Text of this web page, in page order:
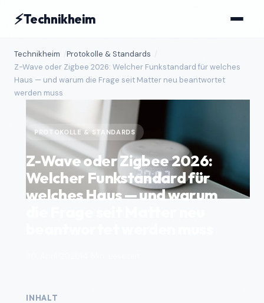
⚡Technikheim
Technikheim
Protokolle & Standards
Z-Wave oder Zigbee 2026: Welcher Funkstandard für welches
Haus — und warum die Frage seit Matter neu beantwortet
werden muss
PROTOKOLLE & STANDARDS
Z-Wave oder Zigbee 2026:
Welcher Funkstandard für
welches Haus — und warum
INHALT